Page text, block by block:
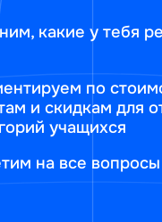
какие у тебя
по
и скидкам для
учащихся
на все вопросы